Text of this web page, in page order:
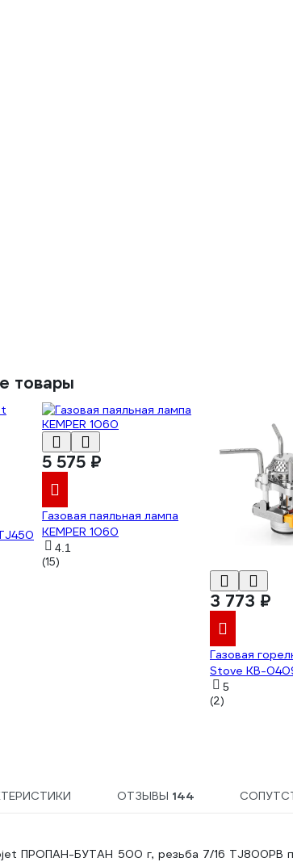
товары
5 575 ₽
Газовая паяльная лампа
KEMPER 1060
4.1
(15)
3 773 ₽
Газовая
Stove KB-
5
(2)
ОТЗЫВЫ 144
ПРОПАН-БУТАН 500 г, резьба 7/16 TJ800PB